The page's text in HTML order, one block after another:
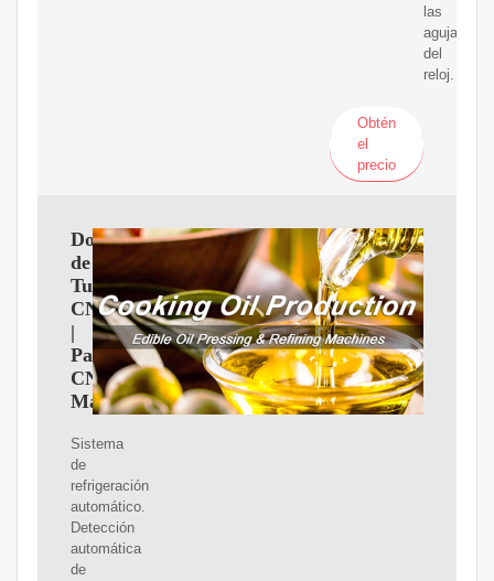
las
agujas
del
reloj.
Obtén
el
precio
Dobladora
de
Tubos
CNC
|
Patagonia
CNC
Machines
Sistema
de
refrigeración
automático.
Detección
automática
de